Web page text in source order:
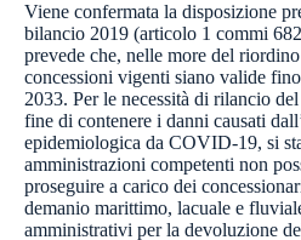
Viene confermata la disposizione
bilancio 2019 (articolo 1 commi
prevede che, nelle more del
concessioni vigenti siano valide
2033. Per le necessità di rilancio
fine di contenere i danni causati
epidemiologica da COVID-19, si
amministrazioni competenti non
proseguire a carico dei
demanio marittimo, lacuale e
amministrativi per la devoluzione